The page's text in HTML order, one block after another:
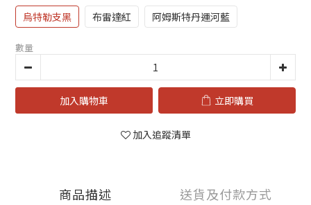
烏特勒支黑 布雷達紅 阿姆斯特丹運河藍
數量
加入購物車 立即購買
加入追蹤清單
商品描述 送貨及付款方式